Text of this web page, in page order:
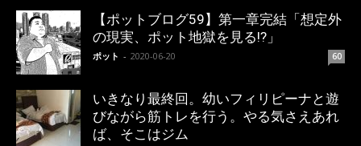
【ポットブログ59】第一章完結「想定外
の現実、ポット地獄を見る!?」
ポット - 2020-06-20 60
いきなり最終回。幼いフィリピーナと遊
びながら筋トレを行う。やる気さえあれ
ば、そこはジム